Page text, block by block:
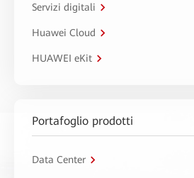
Servizi digitali
Huawei Cloud
HUAWEI eKit
Portafoglio prodotti
Data Center